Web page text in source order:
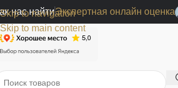
Skip to navigation
Skip to main content
нас найтиЭкспертная онлайн оценка